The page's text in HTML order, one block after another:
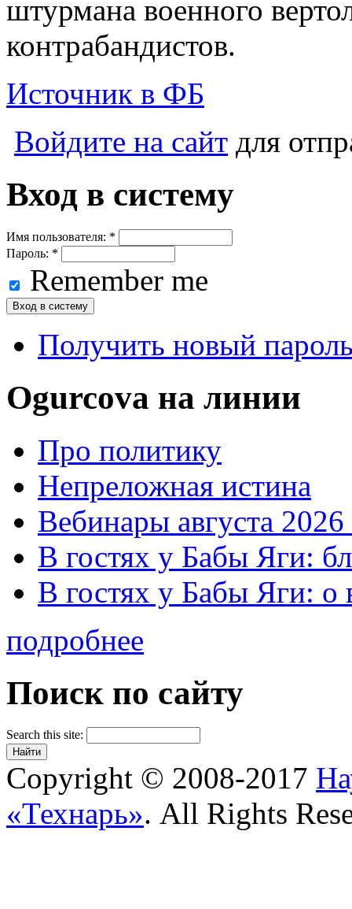
штурмана военного
контрабандистов.
Источник в ФБ
Войдите на сайт для
Вход в систему
Имя пользователя: *
Пароль: *
Remember me
Получить новый
Ogurcova на линии
Про политику
Непреложная истина
Вебинары августа 2026
В гостях у Бабы Яги:
В гостях у Бабы Яги:
подробнее
Поиск по сайту
Search this site:
Copyright © 2008-2017
«Технарь». All Rights